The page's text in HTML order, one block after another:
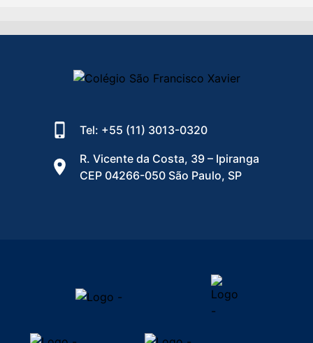
Tel: +55 (11) 3013-0320
R. Vicente da Costa, 39 – Ipiranga
CEP 04266-050 São Paulo, SP